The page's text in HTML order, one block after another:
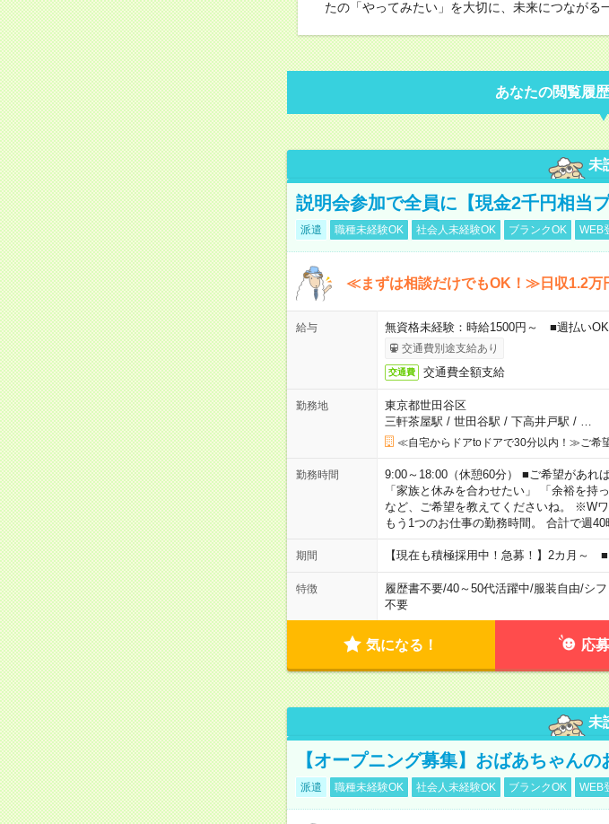
たの「やってみたい」を大切に、未来につながる
あなたの閲覧履
未
説明会参加で全員に【現金2千円相当
派遣 職種未経験OK 社会人未経験OK ブランクOK WEB
≪まずは相談だけでもOK！≫日収1.2万
給与 無資格未経験：時給1500円～ ■週払い
交通費別途支給あり
交通費 交通費全額支給
勤務地
東京都世田谷区
三軒茶屋駅 / 世田谷駅 / 下高井戸駅 /
≪自宅からドアtoドアで30分以内！≫ご希
勤務時間
9:00～18:00（休憩60分） ■ご希望があれ
「家族と休みを合わせたい」 「余裕を持
など、ご希望を教えてくださいね。 ※W
もう1つのお仕事の勤務時間。 合計で週
期間 【現在も積極採用中！急募！】2カ月～
特徴 履歴書不要/40～50代活躍中/服装自由/シ
不要
気になる！ 応
未
【オープニング募集】おばあちゃん
派遣 職種未経験OK 社会人未経験OK ブランクOK WEB